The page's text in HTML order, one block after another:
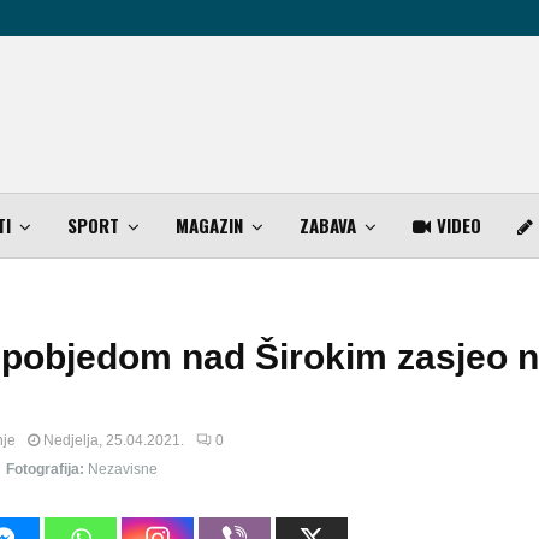
SPORT MAGAZIN ZABAVA VIDEO
nad Širokim zasjeo
Nedjelja, 25.04.2021.
0
Fotografija: Nezavisne